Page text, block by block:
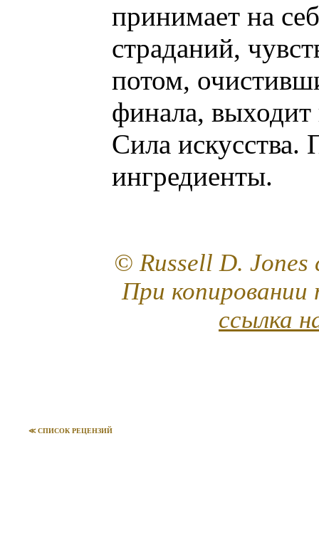
принимает на
страданий,
потом,
финала, выходит
Сила искусства.
ингредиенты.
© Russell D. Jones
При
ссылка
≪ СПИСОК РЕЦЕНЗИЙ